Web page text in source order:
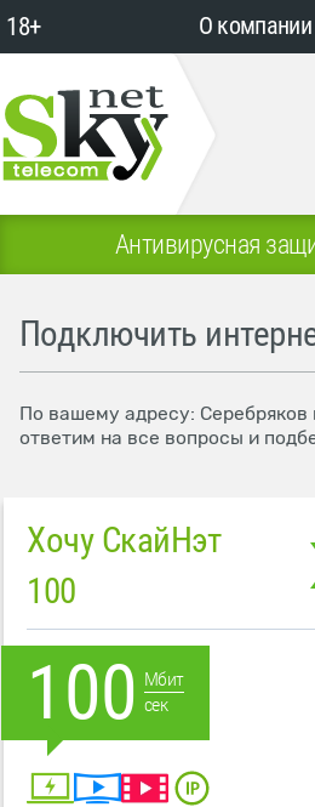
18+ О компании
Антивирусная
Подключить
По вашему адресу: Серебряков
ответим на все вопросы и
Хочу СкайНэт
100
100 Мбит
сек